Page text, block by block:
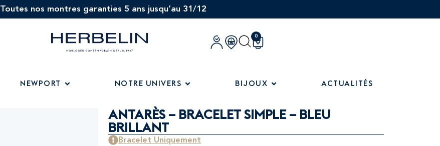
Toutes nos montres garanties 5 ans jusqu’au 31/12
0
NEWPORT NOTRE UNIVERS BIJOUX ACTUALITÉS
ANTARÈS – BRACELET SIMPLE – BLEU
BRILLANT
Bracelet Uniquement